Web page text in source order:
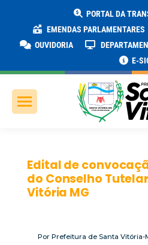
PORTAL DA
EMENDAS PARLAMENTARES
OUVIDORIA
E-
Edital de
do Conselho
Vitória MG
Por Prefeitura de Santa Vitória-